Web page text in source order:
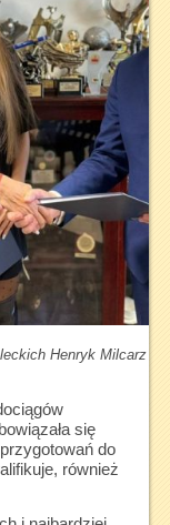
Henryk Milcarz
się
do
również